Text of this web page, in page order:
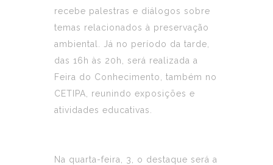
recebe palestras e diálogos sobre
temas relacionados à preservação
ambiental. Já no período da tarde,
das 16h às 20h, será realizada a
Feira do Conhecimento, também no
CETIPA, reunindo exposições e
atividades educativas.
Na quarta-feira, 3, o destaque será a